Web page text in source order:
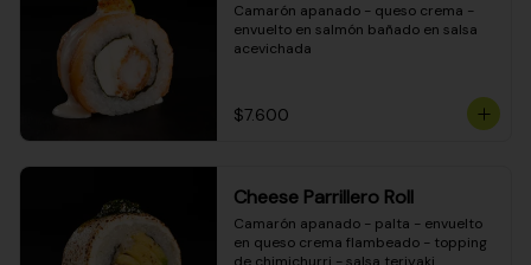
Camarón apanado - queso crema -
envuelto en salmón bañado en salsa
acevichada
$7.600
Cheese Parrillero Roll
Camarón apanado - palta - envuelto
en queso crema flambeado - topping